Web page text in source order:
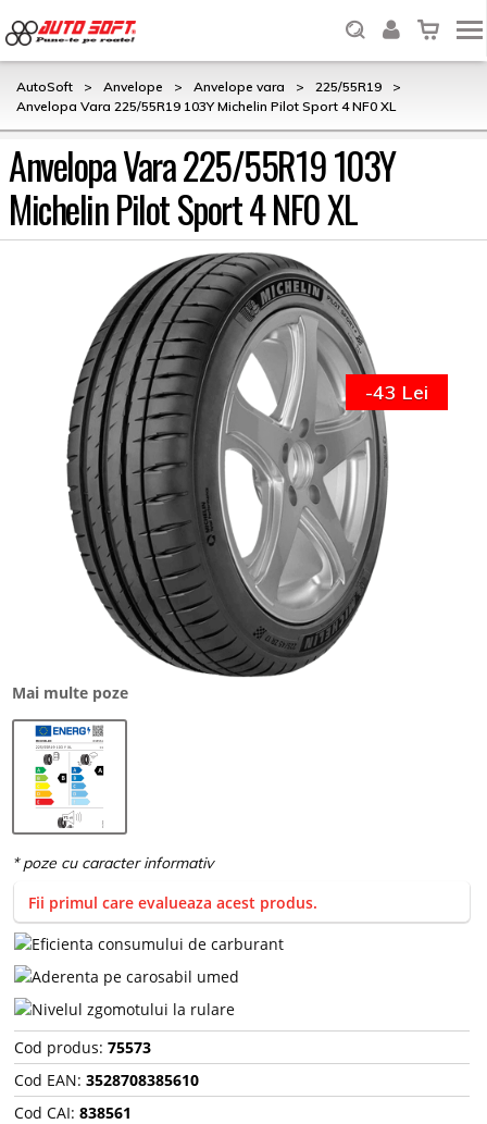
AutoSoft > Anvelope > Anvelope vara > 225/55R19
>
Anvelopa Vara 225/55R19 103Y Michelin Pilot Sport 4 NF0 XL
Anvelopa Vara 225/55R19 103Y
Michelin Pilot Sport 4 NF0 XL
Mai multe poze
-43 Lei
Fii primul care evalueaza acest produs.
Cod produs: 75573
Cod EAN: 3528708385610
Cod CAI: 838561